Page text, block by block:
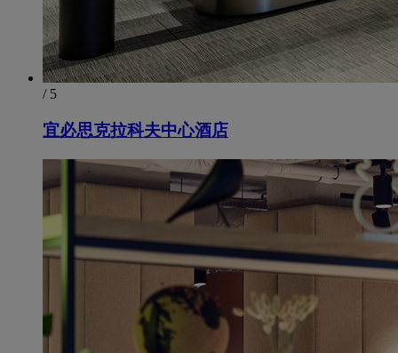
/ 5
宜必思克拉科夫中心酒店